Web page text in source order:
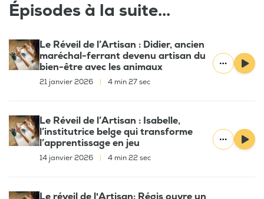
Épisodes à la suite...
Le Réveil de l’Artisan : Didier, ancien
maréchal-ferrant devenu artisan du
bien-être avec les animaux
21 janvier 2026 4 min 27 sec
Le Réveil de l’Artisan : Isabelle,
l’institutrice belge qui transforme
l’apprentissage en jeu
14 janvier 2026 4 min 22 sec